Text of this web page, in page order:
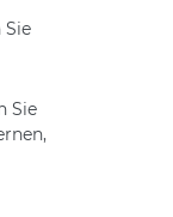
Sie
Sie